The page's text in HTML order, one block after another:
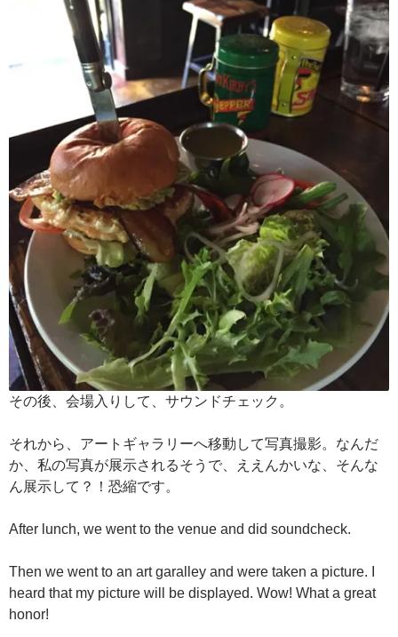
その後、会場入りして、サウンドチェック。
それから、アートギャラリーへ移動して写真撮影。なんだ
か、私の写真が展示されるそうで、ええんかいな、そんな
ん展示して？！恐縮です。
After lunch, we went to the venue and did soundcheck.
Then we went to an art garalley and were taken a picture. I
heard that my picture will be displayed. Wow! What a great
honor!